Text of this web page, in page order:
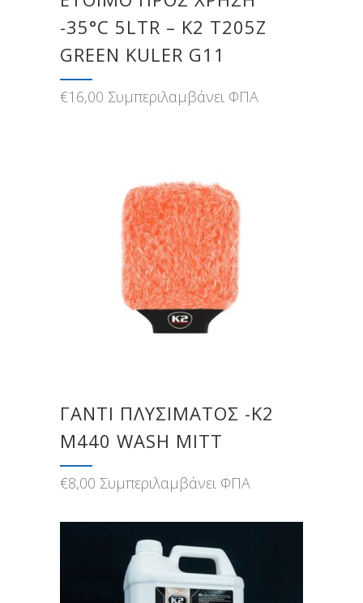
-35°C 5LTR – Κ2 T205Z
GREEN KULER G11
€16,00 Συμπεριλαμβάνει ΦΠΑ
ΓΑΝΤΙ ΠΛΥΣΙΜΑΤΟΣ -K2
M440 WASH MITT
€8,00 Συμπεριλαμβάνει ΦΠΑ